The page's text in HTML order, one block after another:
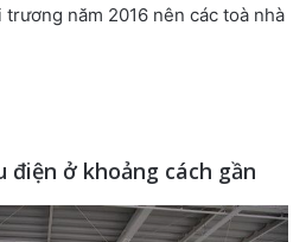
năm 2016 nên các toà nhà
ở khoảng cách gần